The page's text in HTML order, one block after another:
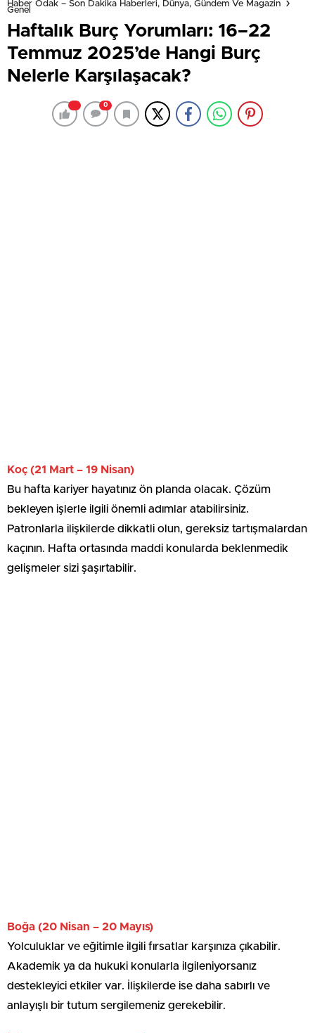
Haber Odak – Son Dakika Haberleri, Dünya, Gündem Ve Magazin
Genel
Haftalık Burç Yorumları: 16–22
Temmuz 2025’de Hangi Burç
Nelerle Karşılaşacak?
0
Koç (21 Mart – 19 Nisan)
Bu hafta kariyer hayatınız ön planda olacak. Çözüm
bekleyen işlerle ilgili önemli adımlar atabilirsiniz.
Patronlarla ilişkilerde dikkatli olun, gereksiz tartışmalardan
kaçının. Hafta ortasında maddi konularda beklenmedik
gelişmeler sizi şaşırtabilir.
Boğa (20 Nisan – 20 Mayıs)
Yolculuklar ve eğitimle ilgili fırsatlar karşınıza çıkabilir.
Akademik ya da hukuki konularla ilgileniyorsanız
destekleyici etkiler var. İlişkilerde ise daha sabırlı ve
anlayışlı bir tutum sergilemeniz gerekebilir.